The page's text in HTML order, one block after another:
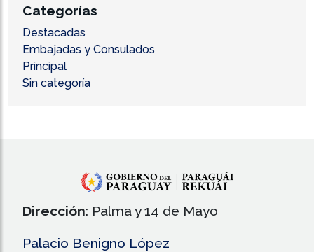
Categorías
Destacadas
Embajadas y Consulados
Principal
Sin categoría
Dirección: Palma y 14 de Mayo
Palacio Benigno López